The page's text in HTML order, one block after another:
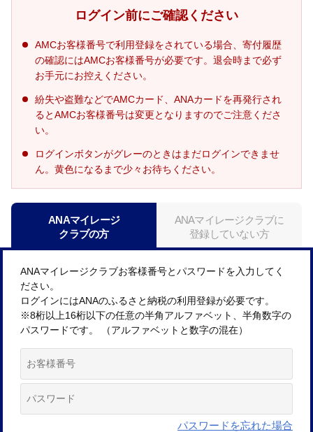
ログイン前にご確認ください
AMCお客様番号で利用登録をされている場合、寄付履歴
の確認にはAMCお客様番号が必要です。退会時まで必ず
お手元にお控えください。
紛失や盗難などでAMCカード、ANAカードを再発行され
るとAMCお客様番号は変更となりますのでご注意くださ
い。
ログインボタンがグレーのときはまだログインできませ
ん。黄色になるまで少々お待ちください。
ANAマイレージ
クラブの方
ANAマイレージクラブに
登録していない方
ANAマイレージクラブお客様番号とパスワードを入力してく
ださい。
ログインにはANAのふるさと納税の利用登録が必要です。
※8桁以上16桁以下の任意の半角アルファベット、半角数字の
パスワードです。 （アルファベットと数字の混在）
パスワードを忘れた場合